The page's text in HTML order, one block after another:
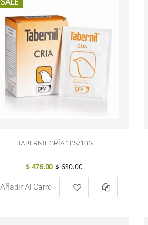
TABERNIL CRÍA 10S/10G
$ 476.00 $ 680.00
Añadir Al Carro